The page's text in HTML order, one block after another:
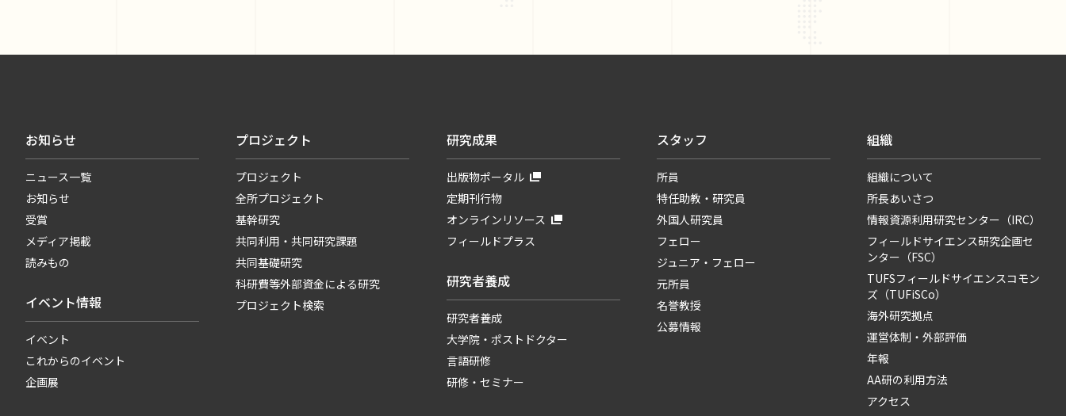
お知らせ
ニュース一覧
お知らせ
受賞
メディア掲載
読みもの
イベント情報
イベント
これからのイベント
企画展
プロジェクト
プロジェクト
全所プロジェクト
基幹研究
共同利用・共同研究課題
共同基礎研究
科研費等外部資金による研究
プロジェクト検索
研究成果
出版物ポータル
定期刊行物
オンラインリソース
フィールドプラス
研究者養成
研究者養成
大学院・ポストドクター
言語研修
研修・セミナー
スタッフ
所員
特任助教・研究員
外国人研究員
フェロー
ジュニア・フェロー
元所員
名誉教授
公募情報
組織
組織について
所長あいさつ
情報資源利用研究センター（IRC）
フィールドサイエンス研究企画セ
ンター（FSC）
TUFSフィールドサイエンスコモン
ズ（TUFiSCo）
海外研究拠点
運営体制・外部評価
年報
AA研の利用方法
アクセス